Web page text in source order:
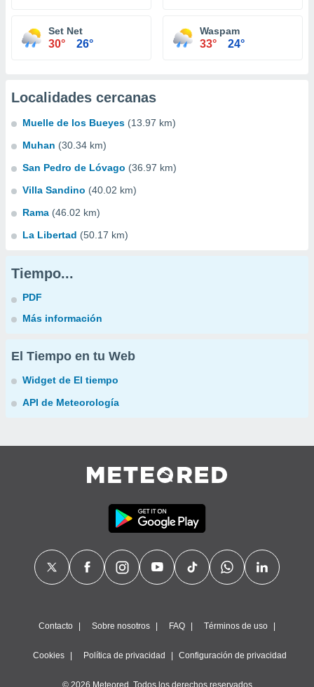
Set Net
30° 26°
Waspam
33° 24°
Localidades cercanas
Muelle de los Bueyes (13.97 km)
Muhan (30.34 km)
San Pedro de Lóvago (36.97 km)
Villa Sandino (40.02 km)
Rama (46.02 km)
La Libertad (50.17 km)
Tiempo...
PDF
Más información
El Tiempo en tu Web
Widget de El tiempo
API de Meteorología
Contacto Sobre nosotros FAQ Términos de uso
Cookies Política de privacidad Configuración de privacidad
© 2026 Meteored. Todos los derechos reservados